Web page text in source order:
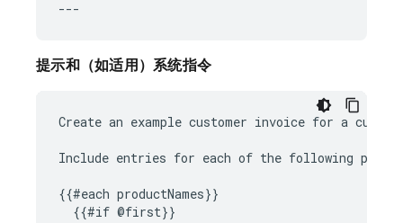
提示和（如适用）系统指令
Create an example customer invoice for a
Include entries for each of the following
{{#each productNames}}
  {{#if @first}}